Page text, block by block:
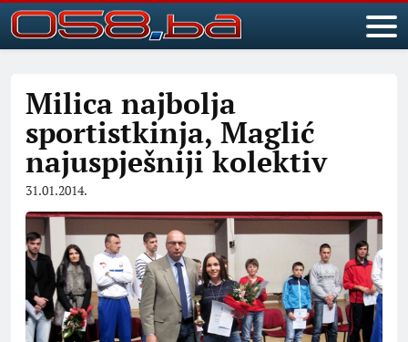
Milica najbolja
sportistkinja, Maglić
najuspješniji kolektiv
31.01.2014.